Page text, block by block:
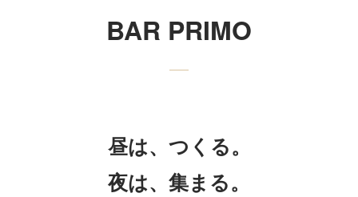
BAR PRIMO
昼は、つくる。
夜は、集まる。